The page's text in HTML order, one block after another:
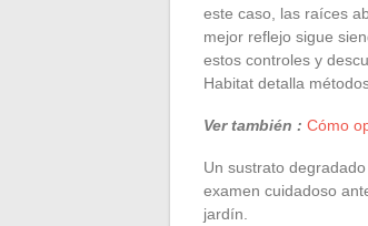
este caso, las raíces
mejor reflejo sigue
estos controles y
Habitat detalla
Ver también : Cómo
Un sustrato
examen cuidadoso
jardín.